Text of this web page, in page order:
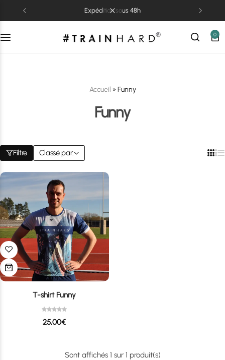
expédition sous 48h
0
Accueil » Funny
Funny
Filtre Classé par:
T-shirt Funny
25,00€
Sont affichés 1 sur 1 produit(s)